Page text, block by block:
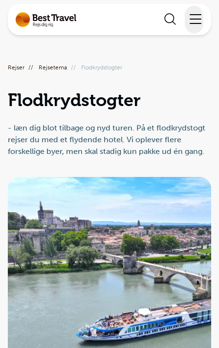
Rejsekalender
Inspiration
Information
Min Rejse
Rejser // Rejsetema // Flodkrydstogter
Flodkrydstogter
- læn dig blot tilbage og nyd turen. På et flodkrydstogt
rejser du med et flydende hotel. Vi oplever flere
forskellige byer, men skal stadig kun pakke ud én gang.